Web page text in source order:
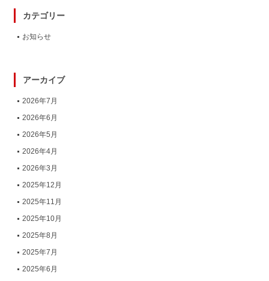
カテゴリー
お知らせ
アーカイブ
2026年7月
2026年6月
2026年5月
2026年4月
2026年3月
2025年12月
2025年11月
2025年10月
2025年8月
2025年7月
2025年6月